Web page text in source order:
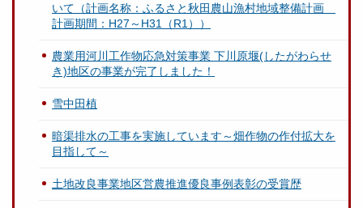
いて（計画名称：ふるさと秋田農山漁村地域整備計画
計画期間：H27～H31（R1））
農業用河川工作物応急対策事業 下川原堰(したがわらせ
き)地区の事業が完了しました！
雪中田植
暗渠排水の工事を実施しています～畑作物の作付拡大を
目指して～
土地改良事業地区営農推進優良事例表彰の受賞歴